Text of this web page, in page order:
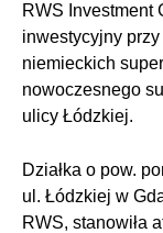
RWS Investment
inwestycyjny
niemieckich
nowoczesnego
ulicy Łódzkiej.
Działka o pow.
ul. Łódzkiej w
RWS, stanowiła